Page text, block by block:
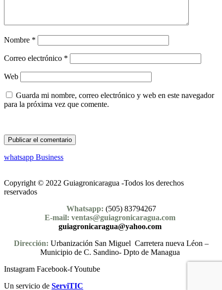
Nombre *
Correo electrónico *
Web
Guarda mi nombre, correo electrónico y web en este navegador
para la próxima vez que comente.
whatsapp Business
Copyright © 2022 Guiagronicaragua -Todos los derechos
reservados
Whatsapp: (505) 83794267
E-mail: ventas@guiagronicaragua.com
guiagronicaragua@yahoo.com
Dirección: Urbanización San Miguel Carretera nueva Léon –
Municipio de C. Sandino- Dpto de Managua
Instagram Facebook-fYoutube
Un servicio de ServiTIC